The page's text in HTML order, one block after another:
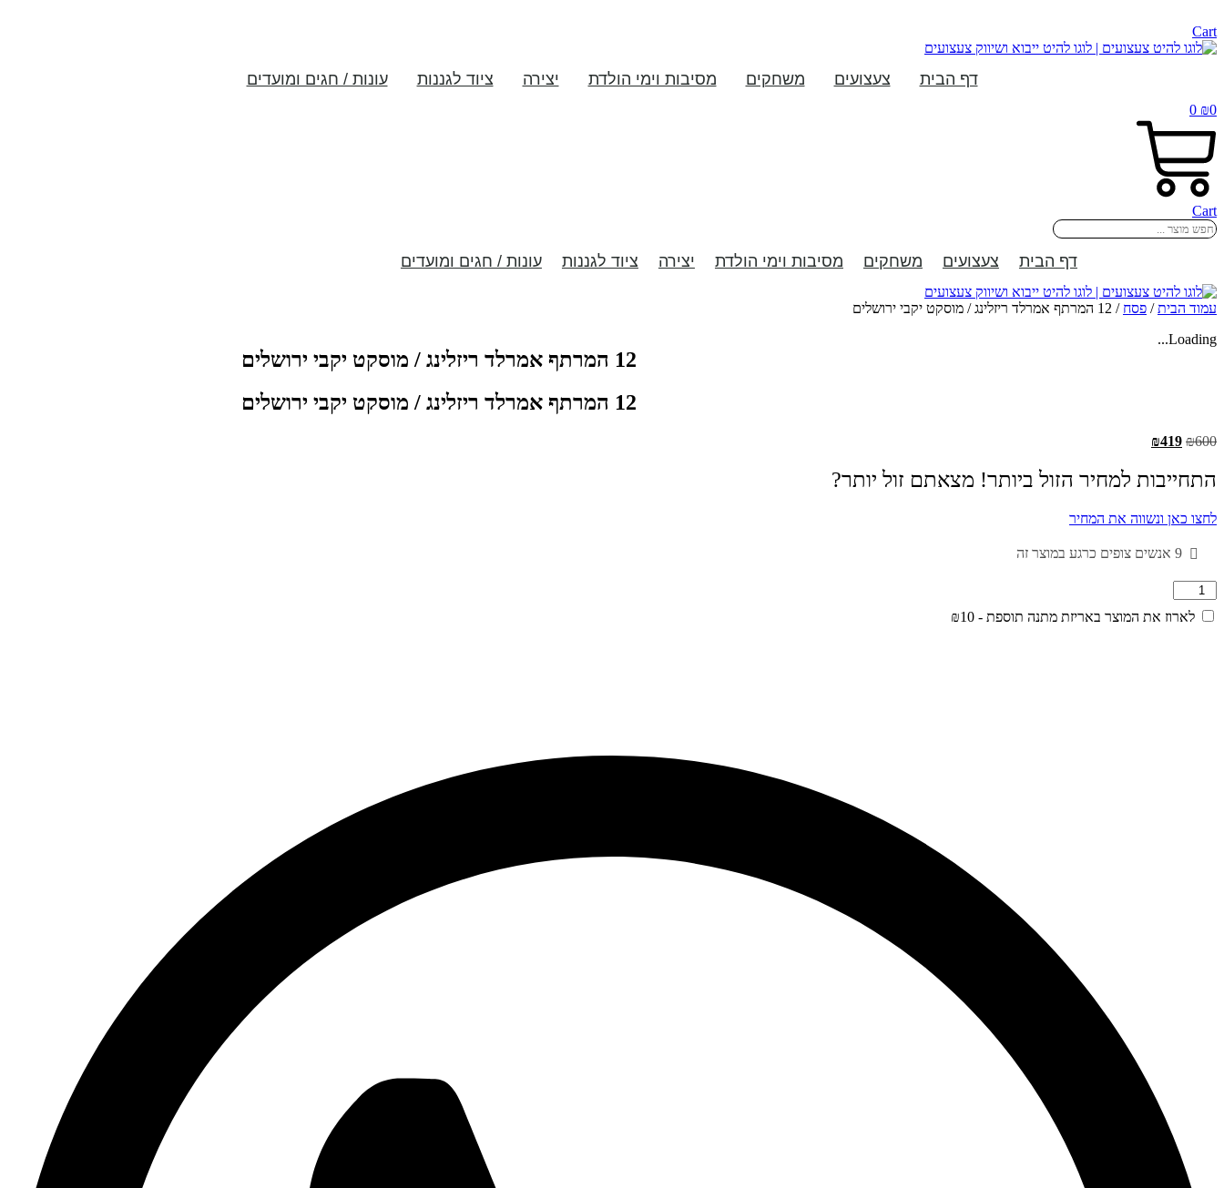
Cart
דף הבית צעצועים משחקים מסיבות וימי הולדת יצירה ציוד לגננות עונות / חגים ומועדים
₪0
0
Cart
Search
...
דף הבית צעצועים משחקים מסיבות וימי הולדת יצירה ציוד לגננות עונות / חגים ומועדים
עמוד הבית/ פסח / 12 המרתף אמרלד ריזלינג / מוסקט יקבי ירושלים
Loading...
12 המרתף אמרלד ריזלינג / מוסקט יקבי ירושלים
12 המרתף אמרלד ריזלינג / מוסקט יקבי ירושלים
₪600
המחיר
היה:
₪600.
₪419
הוא:
₪419.
התחייבות למחיר הזול ביותר! מצאתם זול יותר?
לחצו כאן ונשווה את המחיר
9 אנשים צופים כרגע במוצר זה
כמות
של
12 לארוז את המוצר באריזת מתנה תוספת - ₪10